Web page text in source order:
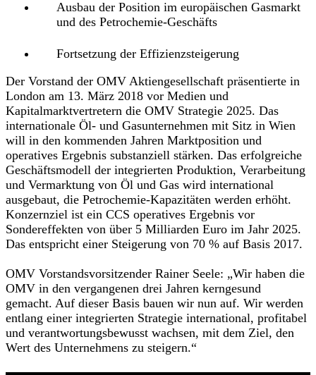
Ausbau der Position im europäischen Gasmarkt
und des Petrochemie-Geschäfts
Fortsetzung der Effizienzsteigerung
Der Vorstand der OMV Aktiengesellschaft präsentierte in
London am 13. März 2018 vor Medien und
Kapitalmarktvertretern die OMV Strategie 2025. Das
internationale Öl- und Gasunternehmen mit Sitz in Wien
will in den kommenden Jahren Marktposition und
operatives Ergebnis substanziell stärken. Das erfolgreiche
Geschäftsmodell der integrierten Produktion, Verarbeitung
und Vermarktung von Öl und Gas wird international
ausgebaut, die Petrochemie-Kapazitäten werden erhöht.
Konzernziel ist ein CCS operatives Ergebnis vor
Sondereffekten von über 5 Milliarden Euro im Jahr 2025.
Das entspricht einer Steigerung von 70 % auf Basis 2017.
OMV Vorstandsvorsitzender Rainer Seele: „Wir haben die
OMV in den vergangenen drei Jahren kerngesund
gemacht. Auf dieser Basis bauen wir nun auf. Wir werden
entlang einer integrierten Strategie international, profitabel
und verantwortungsbewusst wachsen, mit dem Ziel, den
Wert des Unternehmens zu steigern.“